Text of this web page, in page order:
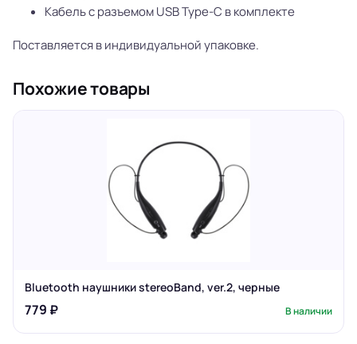
Кабель с разъемом USB Type-C в комплекте
Поставляется в индивидуальной упаковке.
Похожие товары
Bluetooth наушники stereoBand, ver.2, черные
779 ₽ В наличии